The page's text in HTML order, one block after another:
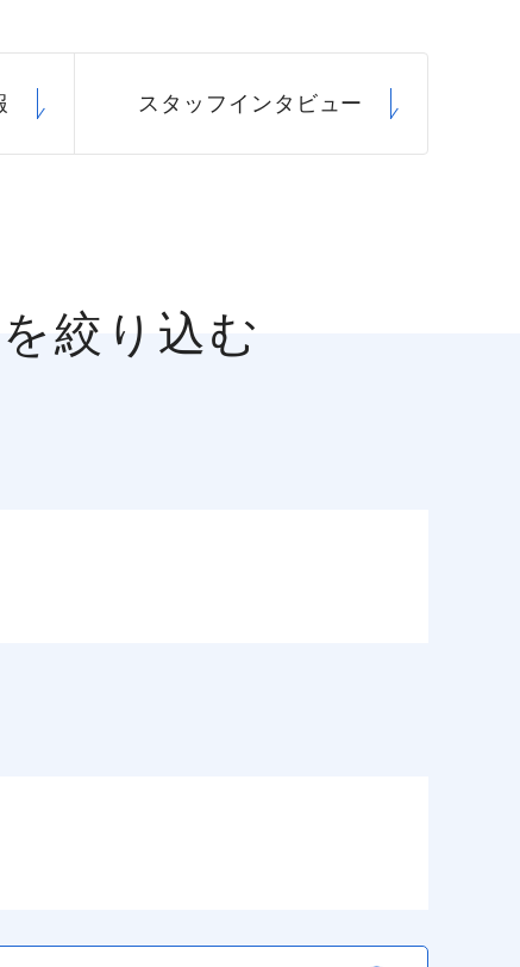
スタッフ インタビュー
絞り込む